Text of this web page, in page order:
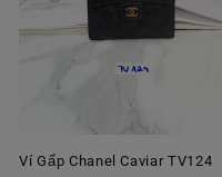
Ví Gấp Chanel Caviar TV124